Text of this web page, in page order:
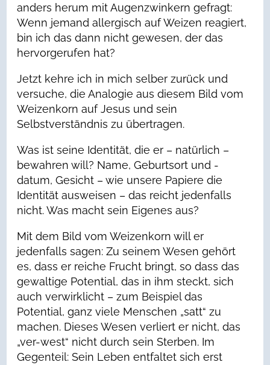
anders herum mit Augenzwinkern gefragt:
Wenn jemand allergisch auf Weizen reagiert,
bin ich das dann nicht gewesen, der das
hervorgerufen hat?
Jetzt kehre ich in mich selber zurück und
versuche, die Analogie aus diesem Bild vom
Weizenkorn auf Jesus und sein
Selbstverständnis zu übertragen.
Was ist seine Identität, die er – natürlich –
bewahren will? Name, Geburtsort und -
datum, Gesicht – wie unsere Papiere die
Identität ausweisen – das reicht jedenfalls
nicht. Was macht sein Eigenes aus?
Mit dem Bild vom Weizenkorn will er
jedenfalls sagen: Zu seinem Wesen gehört
es, dass er reiche Frucht bringt, so dass das
gewaltige Potential, das in ihm steckt, sich
auch verwirklicht – zum Beispiel das
Potential, ganz viele Menschen „satt“ zu
machen. Dieses Wesen verliert er nicht, das
„ver-west“ nicht durch sein Sterben. Im
Gegenteil: Sein Leben entfaltet sich erst